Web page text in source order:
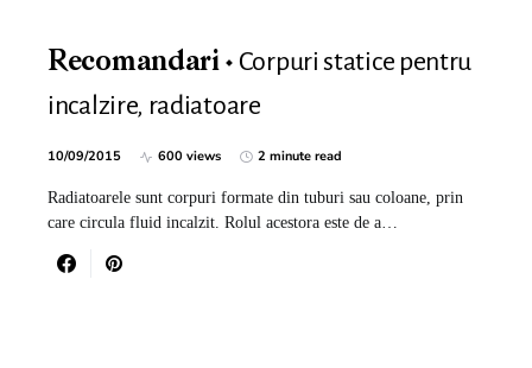
Recomandari
Corpuri statice pentru
incalzire, radiatoare
10/09/2015 600 views 2 minute read
Radiatoarele sunt corpuri formate din tuburi sau coloane, prin
care circula fluid incalzit. Rolul acestora este de a…